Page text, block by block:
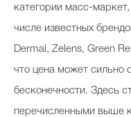
категории масс-
числе известных
Dermal, Zelens, Green
что цена может сильно
бесконечности. Здесь
перечисленными выше